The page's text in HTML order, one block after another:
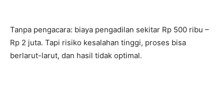
Tanpa pengacara: biaya pengadilan sekitar Rp 500 ribu –
Rp 2 juta. Tapi risiko kesalahan tinggi, proses bisa
berlarut-larut, dan hasil tidak optimal.